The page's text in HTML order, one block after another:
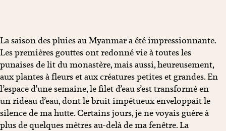
La saison des pluies au Myanmar a été impressionnante.
Les premières gouttes ont redonné vie à toutes les
punaises de lit du monastère, mais aussi, heureusement,
aux plantes à fleurs et aux créatures petites et grandes. En
l’espace d’une semaine, le filet d’eau s’est transformé en
un rideau d’eau, dont le bruit impétueux enveloppait le
silence de ma hutte. Certains jours, je ne voyais guère à
plus de quelques mètres au-delà de ma fenêtre. La